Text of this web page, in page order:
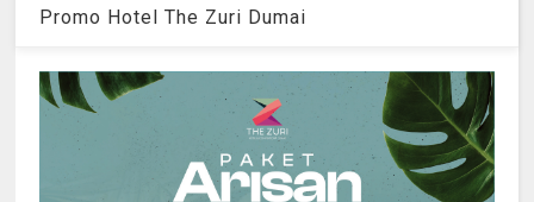
Promo Hotel The Zuri Dumai